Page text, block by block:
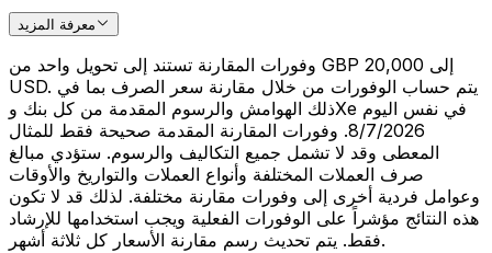
معرفة المزيد
وفورات المقارنة تستند إلى تحويل واحد من GBP 20,000 إلى
USD. يتم حساب الوفورات من خلال مقارنة سعر الصرف بما في
ذلك الهوامش والرسوم المقدمة من كل بنك وXe في نفس اليوم
8/7/2026. وفورات المقارنة المقدمة صحيحة فقط للمثال
المعطى وقد لا تشمل جميع التكاليف والرسوم. ستؤدي مبالغ
صرف العملات المختلفة وأنواع العملات والتواريخ والأوقات
وعوامل فردية أخرى إلى وفورات مقارنة مختلفة. لذلك قد لا تكون
هذه النتائج مؤشراً على الوفورات الفعلية ويجب استخدامها للإرشاد
فقط. يتم تحديث رسم مقارنة الأسعار كل ثلاثة أشهر.